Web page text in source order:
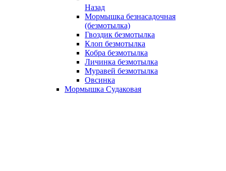
Назад
Мормышка безнасадочная
(безмотылка)
Гвоздик безмотылка
Клоп безмотылка
Кобра безмотылка
Личинка безмотылка
Муравей безмотылка
Овсинка
Мормышка Судаковая